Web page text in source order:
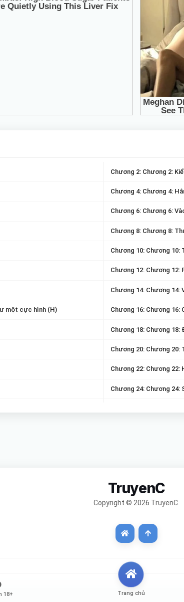
18+ Trang chủ
Chương 2: Chương 2:
Chương 4: Chương 4:
Chương 6: Chương 6:
Chương 8: Chương 8:
Chương 10: Chương
Chương 12: Chương 12:
Chương 14: Chương 14:
một cực hình (H) Chương 16: Chương 16:
Chương 18: Chương 18:
Chương 20: Chương
Chương 22: Chương 22:
Chương 24: Chương 24:
Chương 34: Chương 34:
Chương 36: Chương 38:
Chương 38: Chương 40:
Chương 42: Chương 44:
Chương 44: Chương 46:
TruyenC
Copyright © 2026 TruyenC.